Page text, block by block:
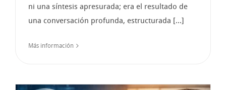
ni una síntesis apresurada; era el resultado de
una conversación profunda, estructurada [...]
Más información